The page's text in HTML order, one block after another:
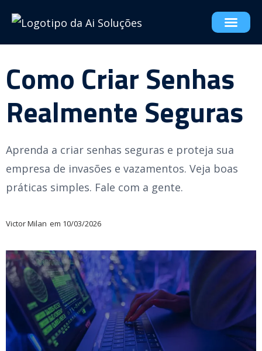
Como Criar Senhas
Realmente Seguras
Aprenda a criar senhas seguras e proteja sua
empresa de invasões e vazamentos. Veja boas
práticas simples. Fale com a gente.
Victor Milan em 10/03/2026